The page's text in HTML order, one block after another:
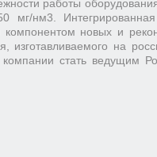
работы
мг/нм3.
новых и
на
стать ведущим